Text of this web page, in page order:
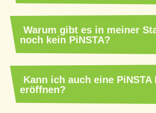
Warum gibt es in meiner
noch kein PiNSTA?
Kann ich auch eine PiNSTA
eröffnen?